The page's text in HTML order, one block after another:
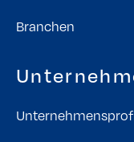
Branchen